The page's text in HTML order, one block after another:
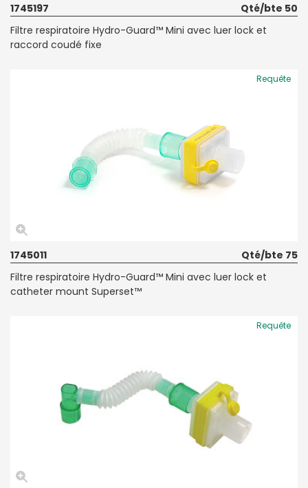
1745197
Qté/bte 50
Filtre respiratoire Hydro-Guard™ Mini avec luer lock et
raccord coudé fixe
Requête
1745011
Qté/bte 75
Filtre respiratoire Hydro-Guard™ Mini avec luer lock et
catheter mount Superset™
Requête